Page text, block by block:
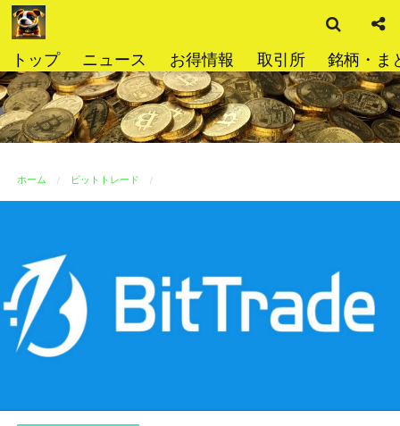
コ
ン
ン
ツ
へ
ス
プ
トップ ニュース お得情報 取引所 銘柄・ま
索
ホーム ビットトレード